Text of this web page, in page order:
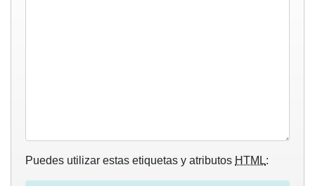
Puedes utilizar estas etiquetas y atributos HTML: